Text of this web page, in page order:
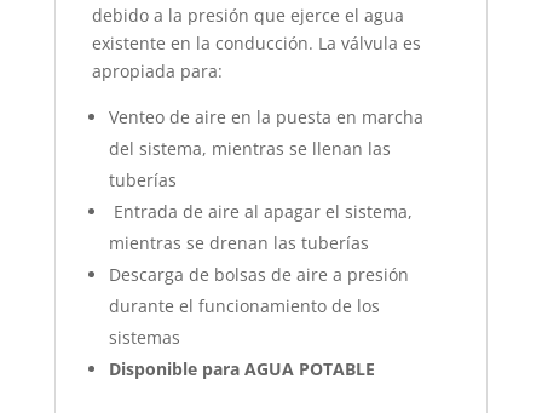
debido a la presión que ejerce el agua
existente en la conducción. La válvula es
apropiada para:
Venteo de aire en la puesta en marcha
del sistema, mientras se llenan las
tuberías
Entrada de aire al apagar el sistema,
mientras se drenan las tuberías
Descarga de bolsas de aire a presión
durante el funcionamiento de los
sistemas
Disponible para AGUA POTABLE